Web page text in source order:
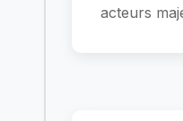
acteurs